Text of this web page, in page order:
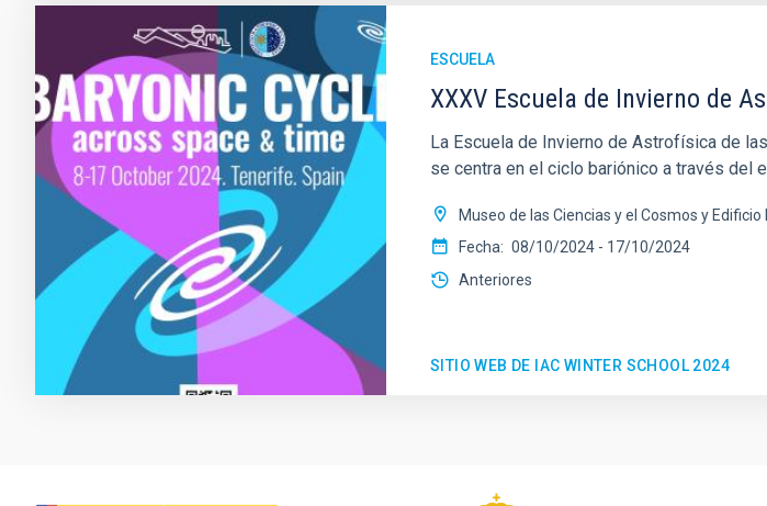
ESCUELA
XXXV Escuela de Invierno de
La Escuela de Invierno de Astrofísica de
se centra en el ciclo bariónico a través del
Museo de las Ciencias y el Cosmos y Edificio
Fecha
08/10/2024 - 17/10/2024
Anteriores
SITIO WEB DE IAC WINTER SCHOOL 2024